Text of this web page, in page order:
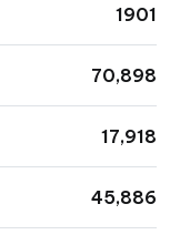
1901
70,898
17,918
45,886